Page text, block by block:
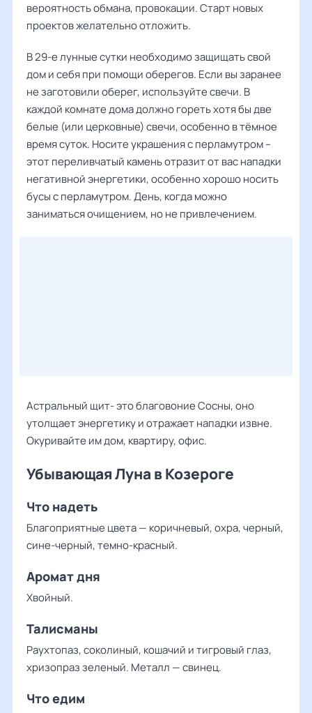
вероятность обмана, провокации. Старт новых
проектов желательно отложить.
В 29-е лунные сутки необходимо защищать свой
дом и себя при помощи оберегов. Если вы заранее
не заготовили оберег, используйте свечи. В
каждой комнате дома должно гореть хотя бы две
белые (или церковные) свечи, особенно в тёмное
время суток. Носите украшения с перламутром –
этот переливчатый камень отразит от вас нападки
негативной энергетики, особенно хорошо носить
бусы с перламутром. День, когда можно
заниматься очищением, но не привлечением.
Астральный щит- это благовоние Сосны, оно
утолщает энергетику и отражает нападки извне.
Окуривайте им дом, квартиру, офис.
Убывающая Луна в Козероге
Что надеть
Благоприятные цвета — коричневый, охра, черный,
сине-черный, темно-красный.
Аромат дня
Хвойный.
Талисманы
Раухтопаз, соколиный, кошачий и тигровый глаз,
хризопраз зеленый. Металл — свинец.
Что едим